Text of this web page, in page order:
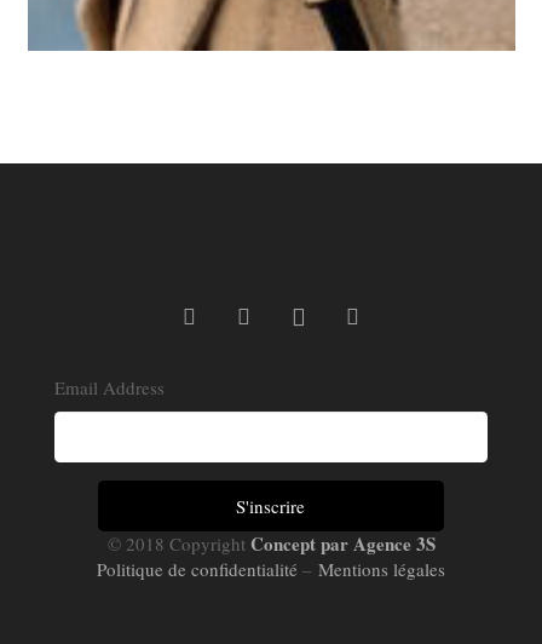
Email Address
© 2018 Copyright Concept par Agence 3S
Politique de confidentialité – Mentions légales